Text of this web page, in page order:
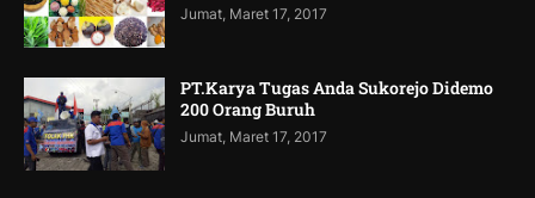
Jumat, Maret 17, 2017
PT.Karya Tugas Anda Sukorejo Didemo
200 Orang Buruh
Jumat, Maret 17, 2017